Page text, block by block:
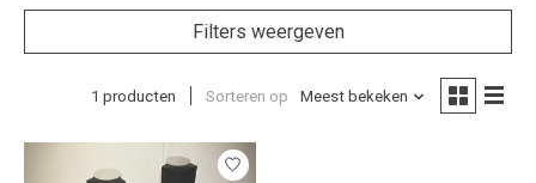
Filters weergeven
1 producten Sorteren op Meest bekeken